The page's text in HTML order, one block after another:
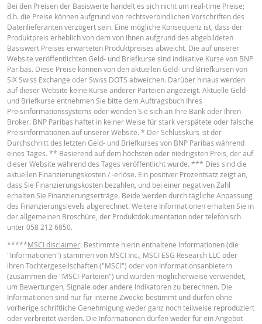
HALTEPERIODE
1 Tag 1 Woche 1 Jahr
AKTUELLE
SITUATION
NEUE
SITUATION
Referenzkurs 781.880
-
Finanzierungslevel
495.5456
-
Stop Loss Level
544.63
-
Leverage
2.73
-
Wert Position
(CHF)
Mini Future (CHF) 2.31 -
Der Mini-Future Rechner dient lediglich Informationszwecken und stellt
ein Angebot noch eine Aufforderung zum Kauf oder Verkauf von
Finanzinstrumenten dar. Wir übernehmen keine Haftung für die
Deutsch PDF
English PDF
Français PDF
BASISPROSPEKT
English PDF
TERMSHEET
Deutsch (Schweiz)
Bei den Preisen der Basiswerte handelt es sich nicht um real-time Preise;
d.h. die Preise können aufgrund von rechtsverbindlichen Vorschriften des
Datenlieferanten verzögert sein. Eine mögliche Konsequenz ist, dass der
Produktpreis erheblich von dem von Ihnen aufgrund des abgebildeten
Basiswert Preises erwarteten Produktpreises abweicht. Die auf unserer
Website veröffentlichten Geld- und Briefkurse sind indikative Kurse von BNP
Paribas. Diese Preise können von den aktuellen Geld- und Briefkursen von
SIX Swiss Exchange oder Swiss DOTS abweichen. Darüber hinaus werden
auf dieser Website keine Kurse anderer Parteien angezeigt. Aktuelle Geld-
und Briefkurse entnehmen Sie bitte dem Auftragsbuch Ihres
Preisinformationssystems oder wenden Sie sich an Ihre Bank oder Ihren
Broker. BNP Paribas haftet in keiner Weise für stark verspätete oder falsche
Preisinformationen auf unserer Website. * Der Schlusskurs ist der
Durchschnitt des letzten Geld- und Briefkurses von BNP Paribas während
eines Tages. ** Basierend auf dem höchsten oder niedrigsten Preis, der auf
dieser Website während des Tages veröffentlicht wurde. *** Dies sind die
aktuellen Finanzierungskosten / -erlöse. Ein positiver Prozentsatz zeigt an,
dass Sie Finanzierungskosten bezahlen, und bei einer negativen Zahl
erhalten Sie Finanzierungserträge. Beide werden durch tägliche Anpassung
des Finanzierungslevels abgerechnet. Weitere Informationen erhalten Sie in
der allgemeinen Broschüre, der Produktdokumentation oder telefonisch
unter 058 212 6850.
*****MSCI disclaimer: Bestimmte hierin enthaltene Informationen (die
"Informationen") stammen von MSCI Inc., MSCI ESG Research LLC oder
ihren Tochtergesellschaften ("MSCI") oder von Informationsanbietern
(zusammen die "MSCI-Parteien") und wurden möglicherweise verwendet,
um Bewertungen, Signale oder andere Indikatoren zu berechnen. Die
Informationen sind nur für interne Zwecke bestimmt und dürfen ohne
vorherige schriftliche Genehmigung weder ganz noch teilweise reproduziert
oder verbreitet werden. Die Informationen dürfen weder für ein Angebot